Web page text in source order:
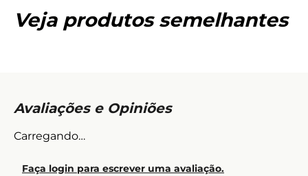
Veja produtos semelhantes
Carregando…
Faça login para escrever uma avaliação.